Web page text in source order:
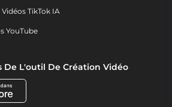
TikTok IA
YouTube
De L'outil De Création Vidéo